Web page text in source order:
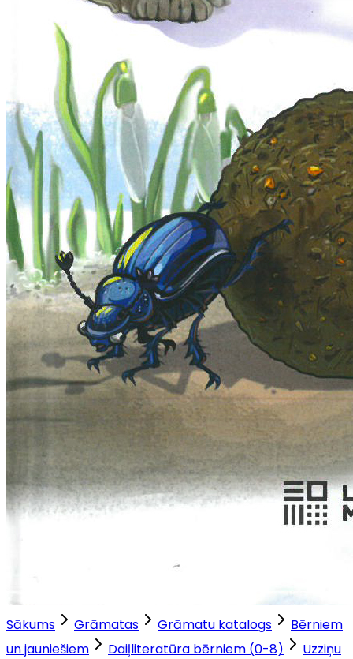
Sākums Grāmatas Grāmatu katalogs
Bērniem
un jauniešiem
Daiļliteratūra bērniem (0-8)
Uzziņu